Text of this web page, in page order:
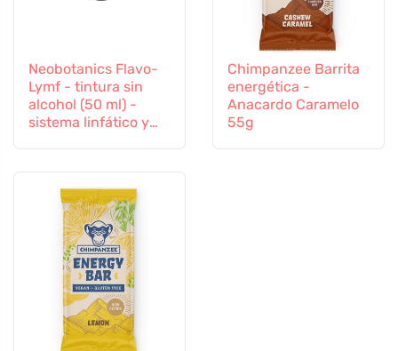
Neobotanics Flavo-
Lymf - tintura sin
alcohol (50 ml) -
sistema linfático y
Chimpanzee Barrita
energética -
Anacardo Caramelo
55g